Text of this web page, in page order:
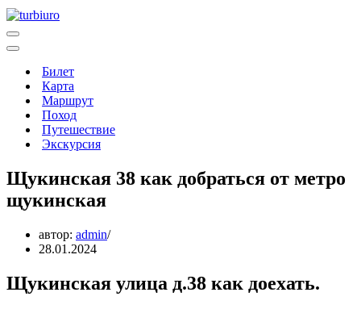
Меню
навигации
Меню
навигацииБилет
Карта
Маршрут
Поход
Путешествие
Экскурсия
Щукинская 38 как добраться от метро
щукинская
автор: admin
28.01.2024
Щукинская улица д.38 как доехать.